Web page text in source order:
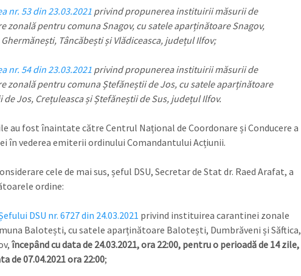
nr. 53 din 23.03.2021privind propunerea instituirii măsurii de
zonală pentru comuna Snagov, cu satele aparținătoare Snagov,
Tâncăbești și Vlădiceasca, județul Ilfov;
nr. 54 din 23.03.2021privind propunerea instituirii măsurii de
zonală pentru comuna Ștefăneștii de Jos, cu satele aparținătoare
de Jos, Crețuleasca și Ștefăneștii de Sus, județul Ilfov.
au fost înaintate către Centrul Național de Coordonare și Conducere a
în vederea emiterii ordinului Comandantului Acțiunii.
cele de mai sus, șeful DSU, Secretar de Stat dr. Raed Arafat, a
ordine:
DSU nr. 6727 din 24.03.2021 privind instituirea carantinei zonale
Balotești, cu satele aparținătoare Balotești, Dumbrăveni și Săftica,
începând cu data de 24.03.2021, ora 22:00, pentru o perioadă de 14 zile,
de 07.04.2021 ora 22:00;